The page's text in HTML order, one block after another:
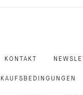
KONTAKT